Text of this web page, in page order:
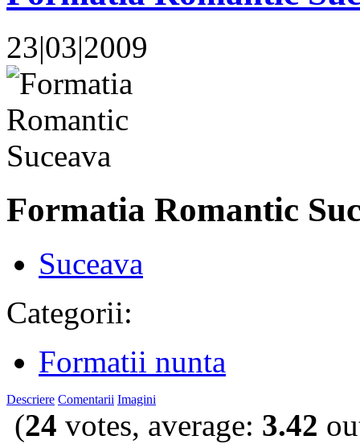
23|03|2009
Formatia Romantic
Suceava
Categorii:
Formatii nunta
Descriere Comentarii Imagini
(24 votes, average: 3.42